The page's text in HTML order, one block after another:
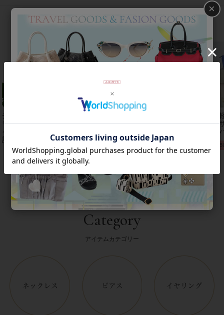
おすすめアイテム
チェコクリスタルガ
ラス立体リボンデザ
インベルト時
計/9240001
チ】イタリア製大ぶ
グ/3021010-
ール×キュービック
ネックレス/1021016
【
レ
ー
Category
アイテムカテゴリー
×